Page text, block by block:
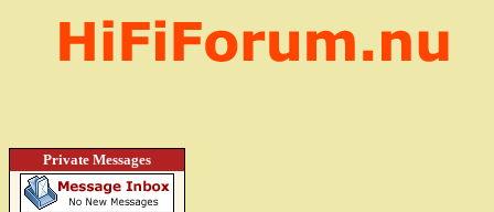
Private Messages